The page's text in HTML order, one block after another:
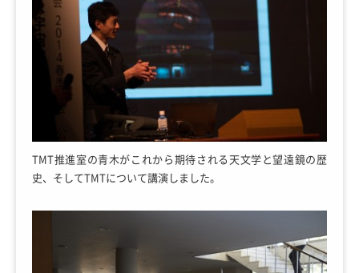
TMT推進室の青木がこれから期待される天文学と望遠鏡の歴
史、そしてTMTについて講演しました。